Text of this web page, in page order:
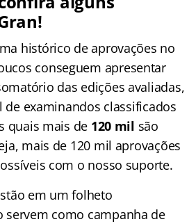
histórico de aprovações no
conseguem apresentar
das edições avaliadas,
examinandos classificados
quais mais de 120 mil são
mais de 120 mil aprovações
com o nosso suporte.
em um folheto
servem como campanha de